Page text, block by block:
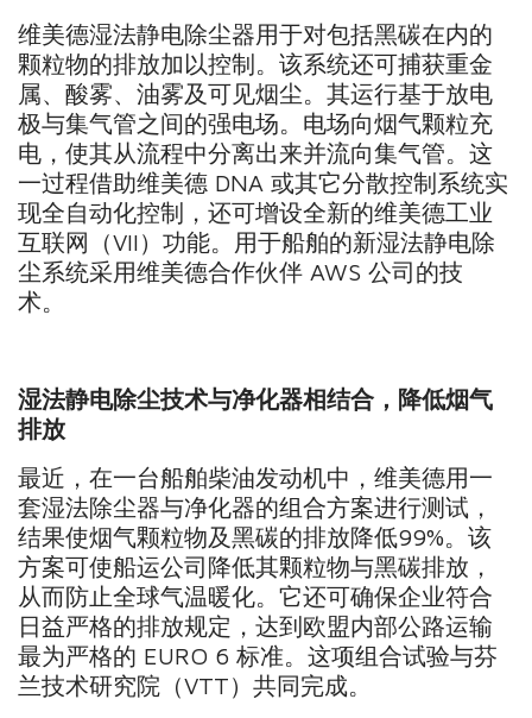
维美德湿法静电除尘器用于对包括黑碳在内的
颗粒物的排放加以控制。该系统还可捕获重金
属、酸雾、油雾及可见烟尘。其运行基于放电
极与集气管之间的强电场。电场向烟气颗粒充
电，使其从流程中分离出来并流向集气管。这
一过程借助维美德 DNA 或其它分散控制系统实
现全自动化控制，还可增设全新的维美德工业
互联网（VII）功能。用于船舶的新湿法静电除
尘系统采用维美德合作伙伴 AWS 公司的技
术。
湿法静电除尘技术与净化器相结合，降低烟气
排放
最近，在一台船舶柴油发动机中，维美德用一
套湿法除尘器与净化器的组合方案进行测试，
结果使烟气颗粒物及黑碳的排放降低99%。该
方案可使船运公司降低其颗粒物与黑碳排放，
从而防止全球气温暖化。它还可确保企业符合
日益严格的排放规定，达到欧盟内部公路运输
最为严格的 EURO 6 标准。这项组合试验与芬
兰技术研究院（VTT）共同完成。